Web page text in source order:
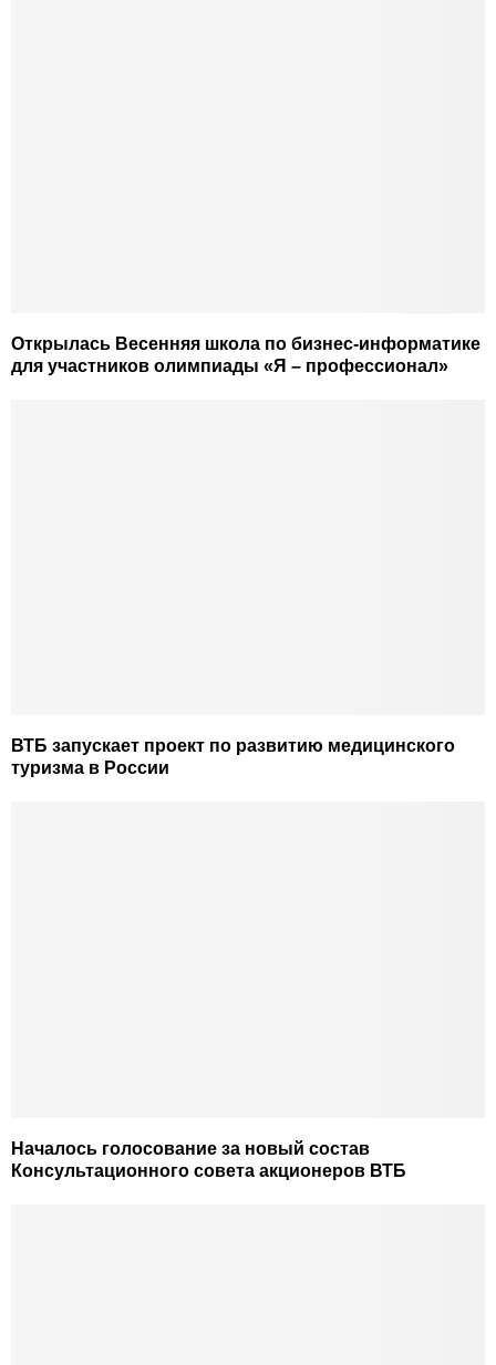
Открылась Весенняя школа по бизнес-информатике
для участников олимпиады «Я – профессионал»
ВТБ запускает проект по развитию медицинского
туризма в России
Началось голосование за новый состав
Консультационного совета акционеров ВТБ